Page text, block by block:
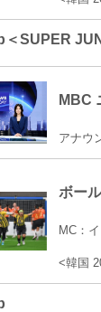
＜SUPER
MBC
アナウ
ボー
MC：
<韓国